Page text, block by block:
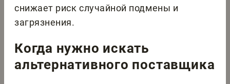
снижает риск случайной подмены и
загрязнения.
Когда нужно искать
альтернативного поставщика